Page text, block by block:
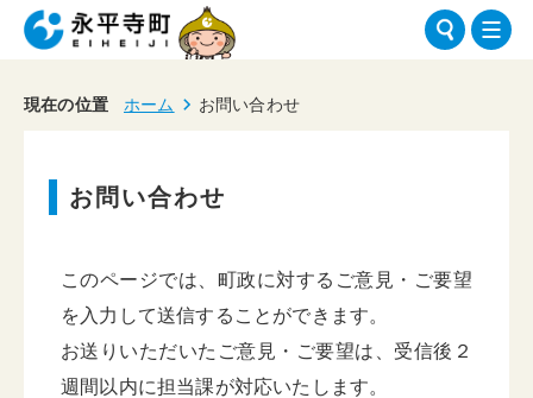
現在の位置 ホーム お問い合わせ
お問い合わせ
このページでは、町政に対するご意見・ご要望
を入力して送信することができます。
お送りいただいたご意見・ご要望は、受信後２
週間以内に担当課が対応いたします。